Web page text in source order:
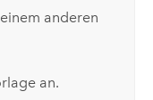
anderen
an.